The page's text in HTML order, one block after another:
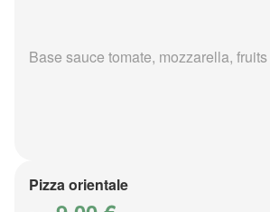
Base sauce tomate, mozzarella,
Pizza orientale